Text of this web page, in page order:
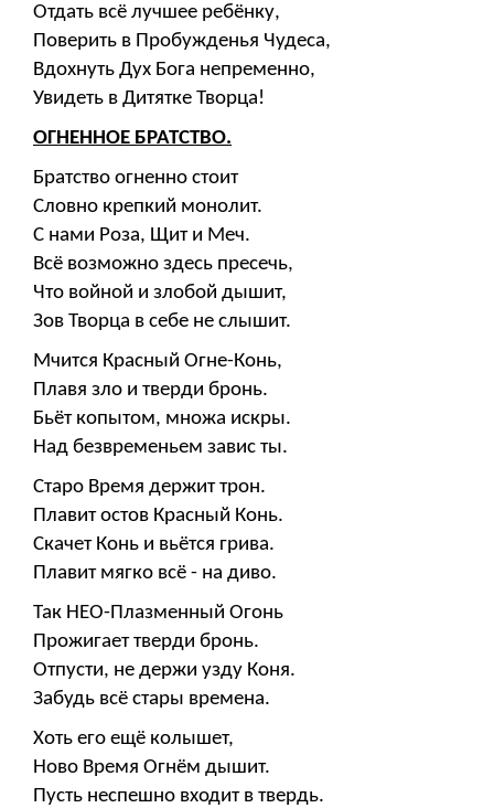
Отдать всё лучшее ребёнку,
Поверить в Пробужденья Чудеса,
Вдохнуть Дух Бога непременно,
Увидеть в Дитятке Творца!
ОГНЕННОЕ БРАТСТВО.
Братство огненно стоит
Словно крепкий монолит.
С нами Роза, Щит и Меч.
Всё возможно здесь пресечь,
Что войной и злобой дышит,
Зов Творца в себе не слышит.
Мчится Красный Огне-Конь,
Плавя зло и тверди бронь.
Бьёт копытом, множа искры.
Над безвременьем завис ты.
Старо Время держит трон.
Плавит остов Красный Конь.
Скачет Конь и вьётся грива.
Плавит мягко всё - на диво.
Так НЕО-Плазменный Огонь
Прожигает тверди бронь.
Отпусти, не держи узду Коня.
Забудь всё стары времена.
Хоть его ещё колышет,
Ново Время Огнём дышит.
Пусть неспешно входит в твердь.